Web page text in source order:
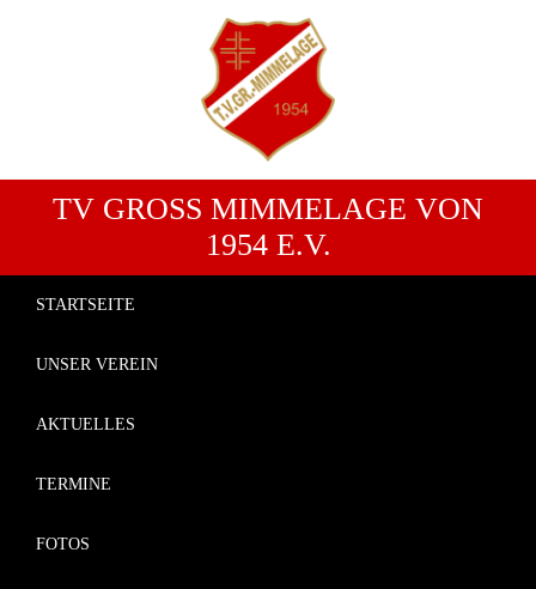
TV GROSS MIMMELAGE VON 1
954 E.V.
STARTSEITE
UNSER VEREIN
AKTUELLES
TERMINE
FOTOS